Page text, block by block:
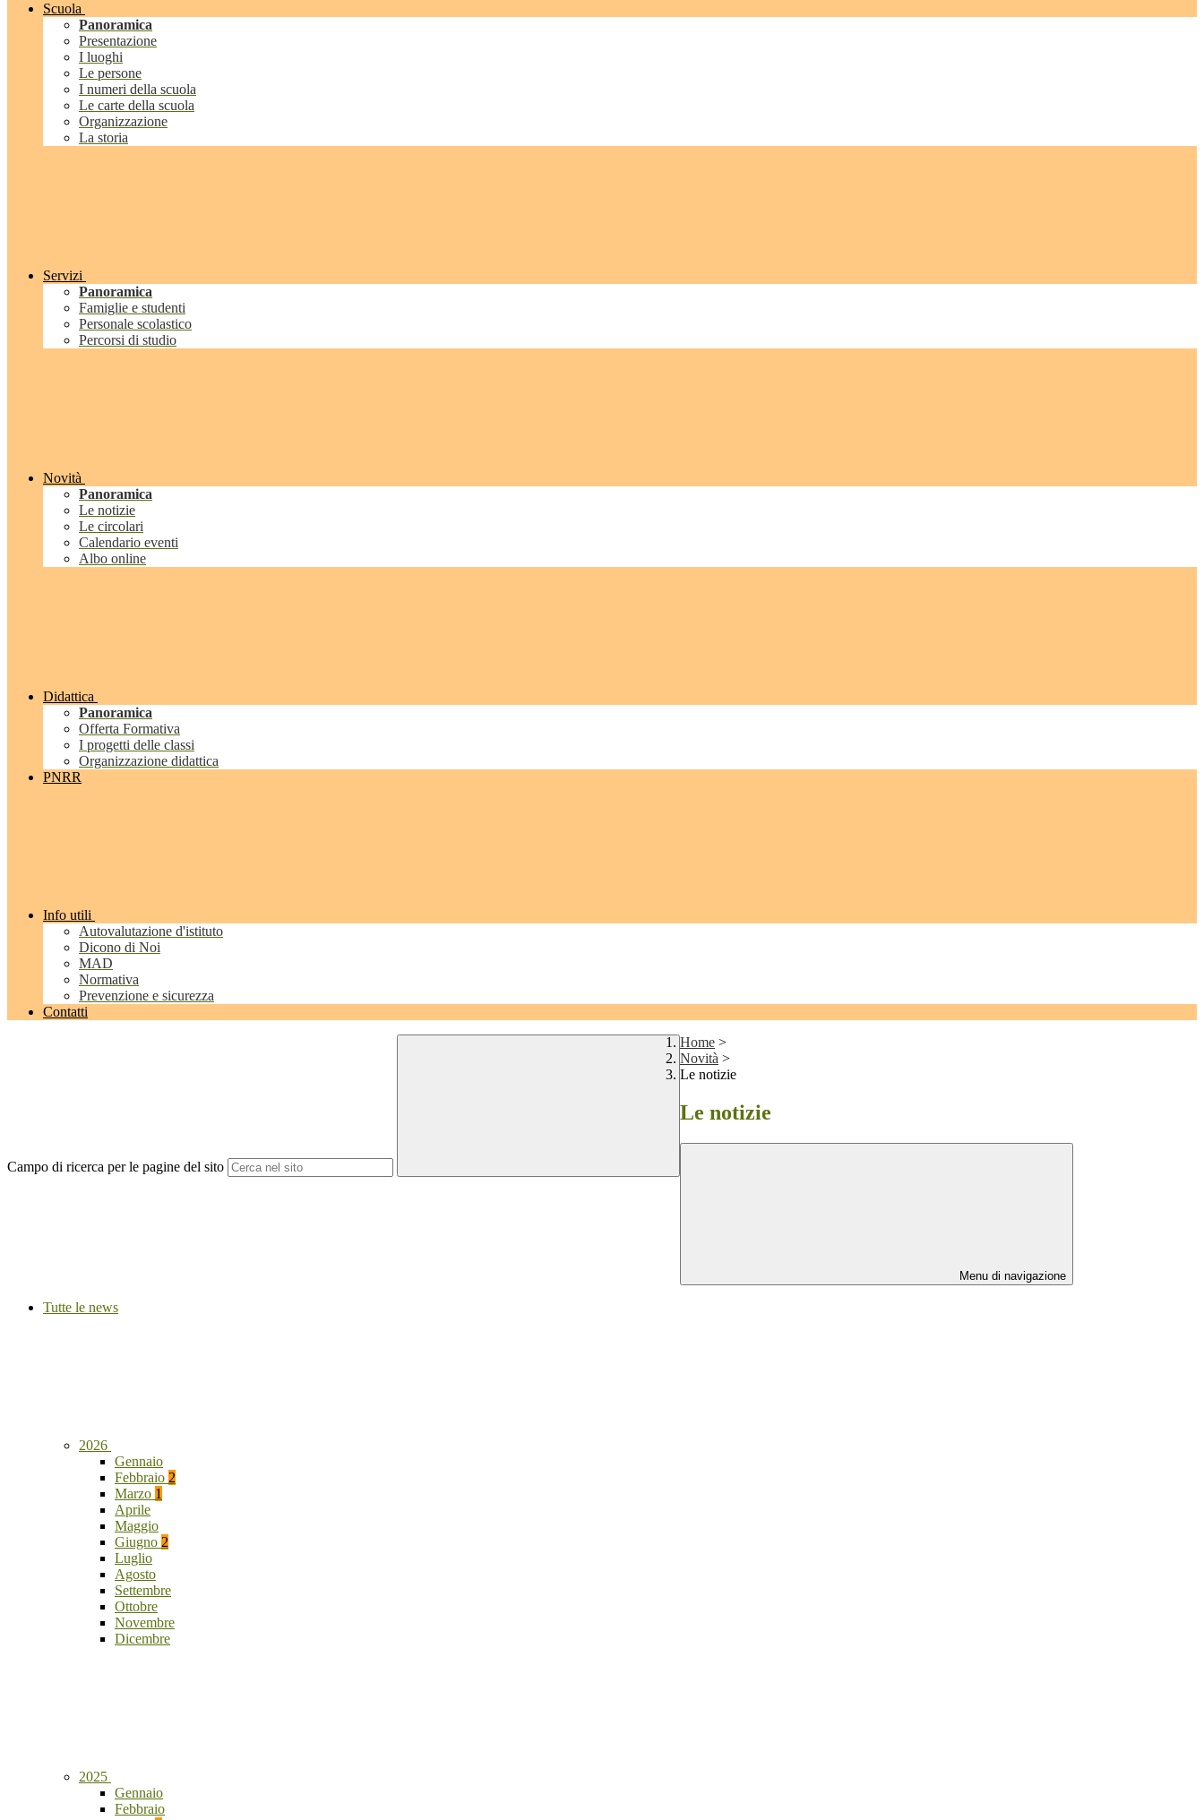
Scuola
Panoramica
Presentazione
I luoghi
Le persone
I numeri della scuola
Le carte della scuola
Organizzazione
La storia
Servizi
Panoramica
Famiglie e studenti
Personale scolastico
Percorsi di studio
Novità
Panoramica
Le notizie
Le circolari
Calendario eventi
Albo online
Didattica
Panoramica
Offerta Formativa
I progetti delle classi
Organizzazione didattica
PNRR
Info utili
Autovalutazione d'istituto
Dicono di Noi
MAD
Normativa
Prevenzione e sicurezza
Contatti
Campo di ricerca per le pagine del sito
Home >
Novità >
Le notizie
Le notizie
Menu di navigazione
Tutte le news
2026
Gennaio
Febbraio 2
Marzo 1
Aprile
Maggio
Giugno 2
Luglio
Agosto
Settembre
Ottobre
Novembre
Dicembre
2025
Gennaio
Febbraio